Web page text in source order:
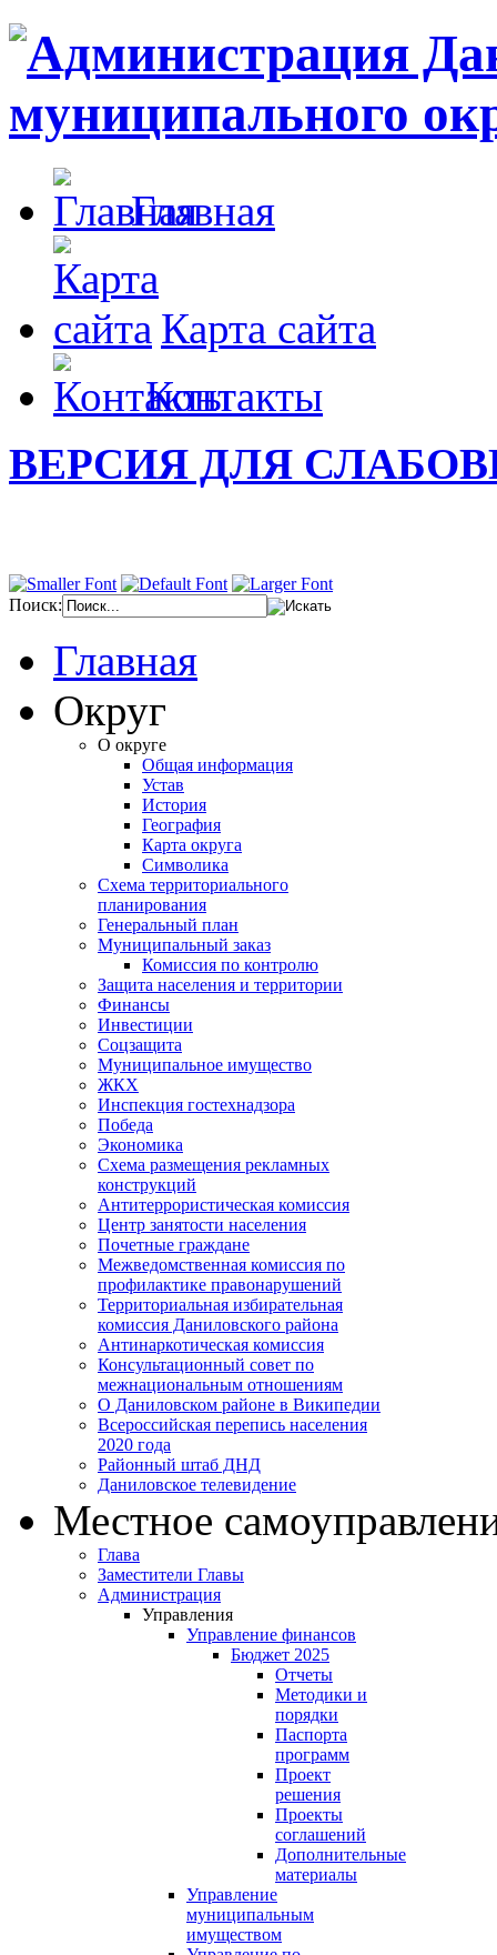
Главная
Карта сайта
Контакты
ВЕРСИЯ ДЛЯ
Поиск:
Главная
Округ
О округе
Общая информация
Устав
История
География
Карта округа
Символика
Схема территориального
планирования
Генеральный план
Муниципальный заказ
Комиссия по контролю
Защита населения и территории
Финансы
Инвестиции
Соцзащита
Муниципальное имущество
ЖКХ
Инспекция гостехнадзора
Победа
Экономика
Схема размещения рекламных
конструкций
Антитеррористическая комиссия
Центр занятости населения
Почетные граждане
Межведомственная комиссия по
профилактике правонарушений
Территориальная избирательная
комиссия Даниловского района
Антинаркотическая комиссия
Консультационный совет по
межнациональным отношениям
О Даниловском районе в Википедии
Всероссийская перепись населения
2020 года
Районный штаб ДНД
Даниловское телевидение
Местное
Глава
Заместители Главы
Администрация
Управления
Управление финансов
Бюджет 2025
Отчеты
Методики и
порядки
Паспорта
программ
Проект
решения
Проекты
соглашений
Дополнительные
материалы
Управление
муниципальным
имуществом